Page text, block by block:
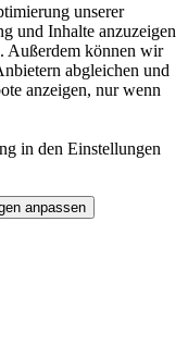
unserer
und Inhalte anzuzeigen
Außerdem können wir
abgleichen und
anzeigen, nur wenn
in den Einstellungen
anpassen